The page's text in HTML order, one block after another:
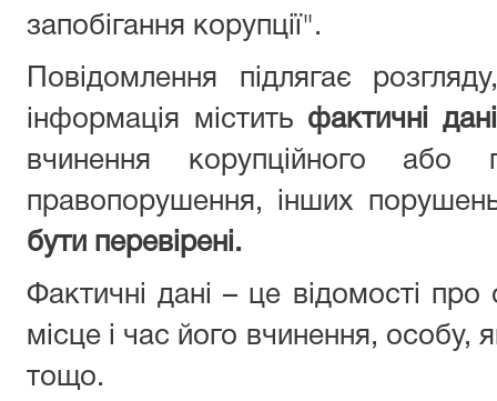
запобігання корупції".
Повідомлення підлягає
інформація містить фактичні
вчинення корупційного або
правопорушення, інших
бути перевірені.
Фактичні дані – це відомості
місце і час його вчинення,
тощо.